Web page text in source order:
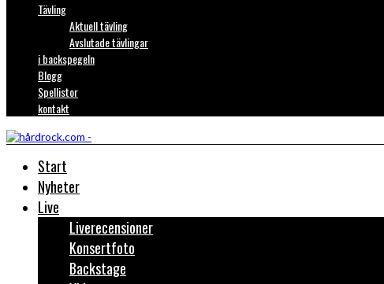
Tävling
Aktuell tävling
Avslutade tävlingar
i backspegeln
Blogg
Spellistor
kontakt
Start
Nyheter
Live
Liverecensioner
Konsertfoto
Backstage